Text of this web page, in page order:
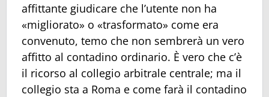
affittante giudicare che l’utente non ha
«migliorato» o «trasformato» come era
convenuto, temo che non sembrerà un vero
affitto al contadino ordinario. È vero che c’è
il ricorso al collegio arbitrale centrale; ma il
collegio sta a Roma e come farà il contadino